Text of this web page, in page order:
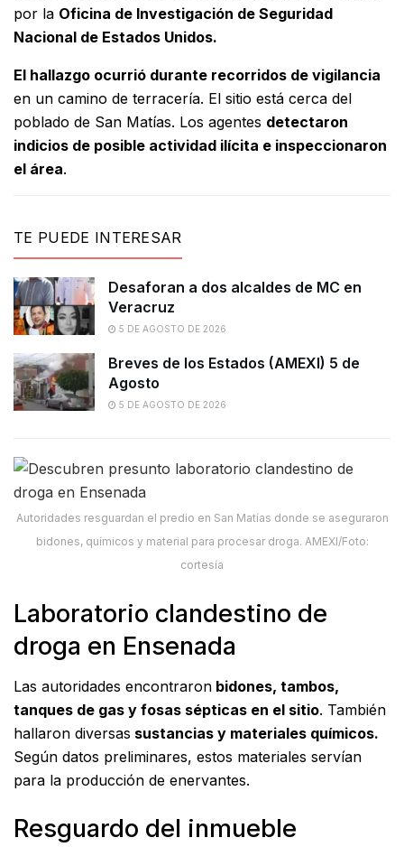
por la Oficina de Investigación de Seguridad
Nacional de Estados Unidos.
El hallazgo ocurrió durante recorridos de vigilancia
en un camino de terracería. El sitio está cerca del
poblado de San Matías. Los agentes detectaron
indicios de posible actividad ilícita e inspeccionaron
el área.
TE PUEDE INTERESAR
Desaforan a dos alcaldes de MC en
Veracruz
5 DE AGOSTO DE 2026
Breves de los Estados (AMEXI) 5 de
Agosto
5 DE AGOSTO DE 2026
Autoridades resguardan el predio en San Matías donde se aseguraron
bidones, químicos y material para procesar droga. AMEXI/Foto:
cortesía
Laboratorio clandestino de
droga en Ensenada
Las autoridades encontraron bidones, tambos,
tanques de gas y fosas sépticas en el sitio. También
hallaron diversas sustancias y materiales químicos.
Según datos preliminares, estos materiales servían
para la producción de enervantes.
Resguardo del inmueble